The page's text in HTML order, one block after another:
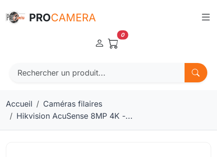
PROCAMERA
0
Accueil
Caméras filaires
Hikvision AcuSense 8MP 4K -...